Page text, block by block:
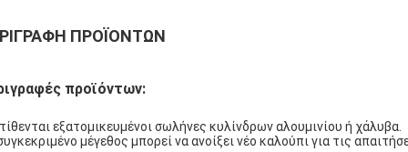
ΠΡΟΪΌΝΤΩΝ
προϊόντων:
εξατομικευμένοι σωλήνες κυλίνδρων αλουμινίου ή χάλυβα.
μέγεθος μπορεί να ανοίξει νέο καλούπι για τις